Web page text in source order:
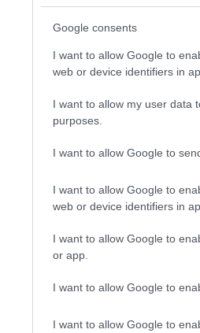
Google consents
I want to allow Google to
web or device identifiers in
I want to allow my user data
purposes.
I want to allow Google to
I want to allow Google to
web or device identifiers in
I want to allow Google to
or app.
I want to allow Google to
I want to allow Google to